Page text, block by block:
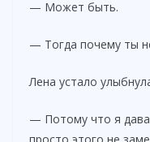
— Может быть.
— Тогда почему ты
Лена устало
— Потому что я